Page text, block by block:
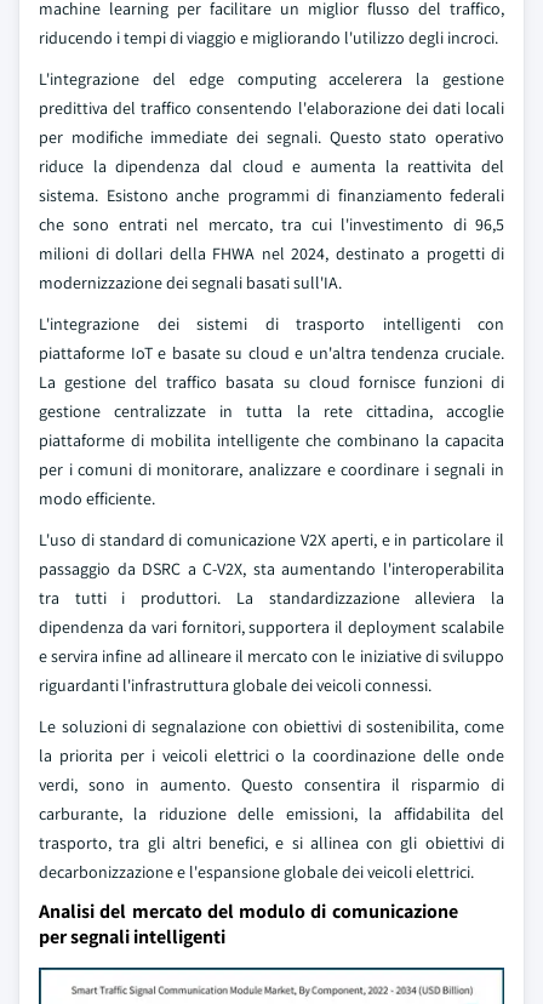
machine learning per facilitare un miglior flusso del traffico,
riducendo i tempi di viaggio e migliorando l'utilizzo degli incroci.
L'integrazione del edge computing accelerera la gestione
predittiva del traffico consentendo l'elaborazione dei dati locali
per modifiche immediate dei segnali. Questo stato operativo
riduce la dipendenza dal cloud e aumenta la reattivita del
sistema. Esistono anche programmi di finanziamento federali
che sono entrati nel mercato, tra cui l'investimento di 96,5
milioni di dollari della FHWA nel 2024, destinato a progetti di
modernizzazione dei segnali basati sull'IA.
L'integrazione dei sistemi di trasporto intelligenti con
piattaforme IoT e basate su cloud e un'altra tendenza cruciale.
La gestione del traffico basata su cloud fornisce funzioni di
gestione centralizzate in tutta la rete cittadina, accoglie
piattaforme di mobilita intelligente che combinano la capacita
per i comuni di monitorare, analizzare e coordinare i segnali in
modo efficiente.
L'uso di standard di comunicazione V2X aperti, e in particolare il
passaggio da DSRC a C-V2X, sta aumentando l'interoperabilita
tra tutti i produttori. La standardizzazione alleviera la
dipendenza da vari fornitori, supportera il deployment scalabile
e servira infine ad allineare il mercato con le iniziative di sviluppo
riguardanti l'infrastruttura globale dei veicoli connessi.
Le soluzioni di segnalazione con obiettivi di sostenibilita, come
la priorita per i veicoli elettrici o la coordinazione delle onde
verdi, sono in aumento. Questo consentira il risparmio di
carburante, la riduzione delle emissioni, la affidabilita del
trasporto, tra gli altri benefici, e si allinea con gli obiettivi di
decarbonizzazione e l'espansione globale dei veicoli elettrici.
Analisi del mercato del modulo di comunicazione
per segnali intelligenti